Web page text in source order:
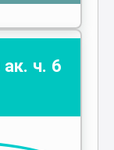
ак. ч. 6